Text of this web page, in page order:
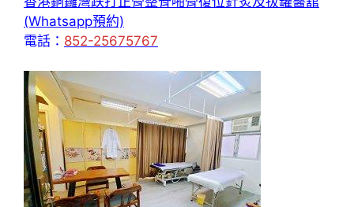
(Whatsapp預約)
電話： 852-25675767